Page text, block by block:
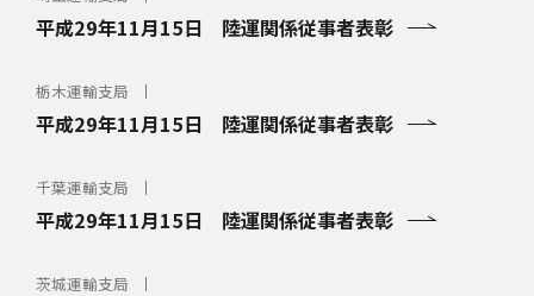
平成29年11月15日 陸運関係従事者表彰
栃木運輸支局
平成29年11月15日 陸運関係従事者表彰
千葉運輸支局
平成29年11月15日 陸運関係従事者表彰
茨城運輸支局